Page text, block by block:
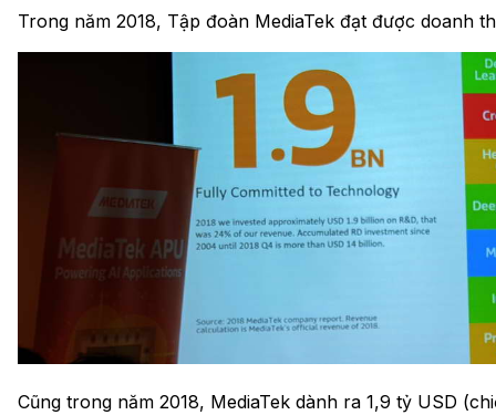
Trong năm 2018, Tập đoàn MediaTek đạt được doanh
Cũng trong năm 2018, MediaTek dành ra 1,9 tỷ USD